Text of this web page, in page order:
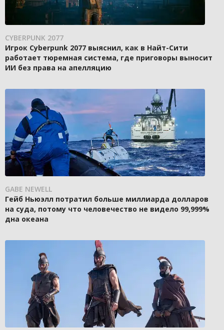
CYBERPUNK 2077
Игрок Cyberpunk 2077 выяснил, как в Найт-Сити
работает тюремная система, где приговоры выносит
ИИ без права на апелляцию
GABE NEWELL
Гейб Ньюэлл потратил больше миллиарда долларов
на суда, потому что человечество не видело 99,999%
дна океана